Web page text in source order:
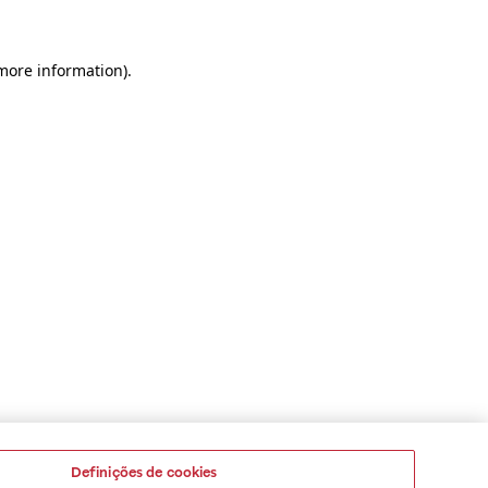
information).
Definições de cookies